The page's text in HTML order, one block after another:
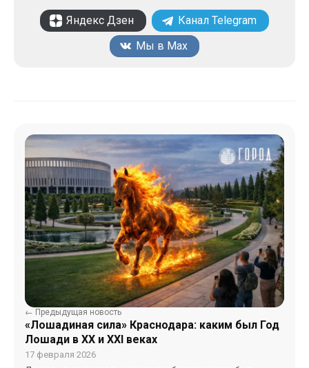
Яндекс Дзен
Канал Telegram
Мы в Max
← Предыдущая новость
«Лошадиная сила» Краснодара: каким был Год
Лошади в XX и XXI веках
17 февраля 2026